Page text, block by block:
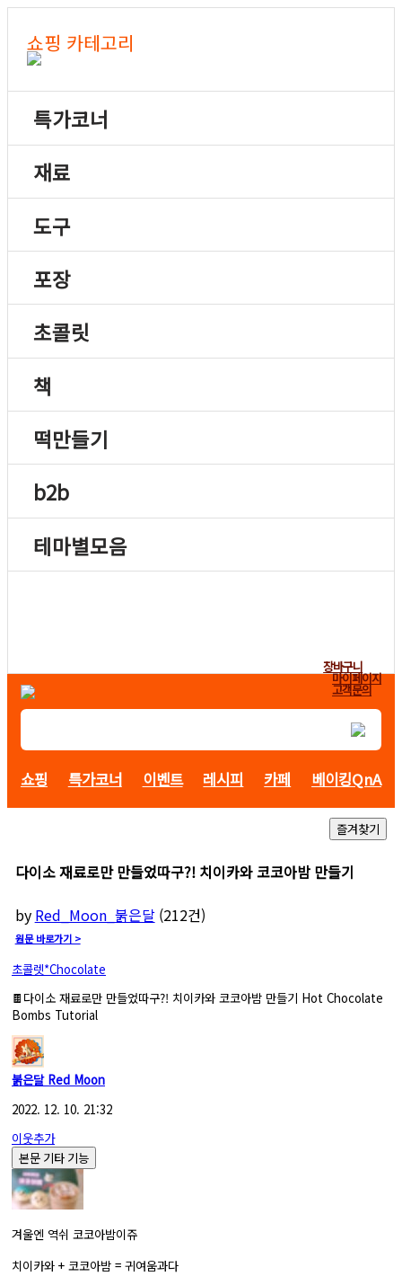
쇼핑 카테고리
특가코너
재료
도구
포장
초콜릿
책
떡만들기
b2b
테마별모음
장바구니
마이페이지
고객문의
쇼핑 특가코너 이벤트 레시피 카페 베이킹QnA
다이소 재료로만 만들었따구?! 치이카와 코코아밤 만들기
by Red_Moon_붉은달 (212건)
원문 바로가기 >
초콜렛*Chocolate
🍫다이소 재료로만 만들었따구?! 치이카와 코코아밤 만들기 Hot Chocolate
Bombs Tutorial
붉은달 Red Moon
2022. 12. 10. 21:32
이웃추가
본문 기타 기능
겨울엔 역쉬 코코아밤이쥬
치이카와 + 코코아밤 = 귀여움과다